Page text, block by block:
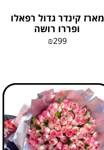
מארז קינדר גדול רפאלו
ופררו רושה
₪299